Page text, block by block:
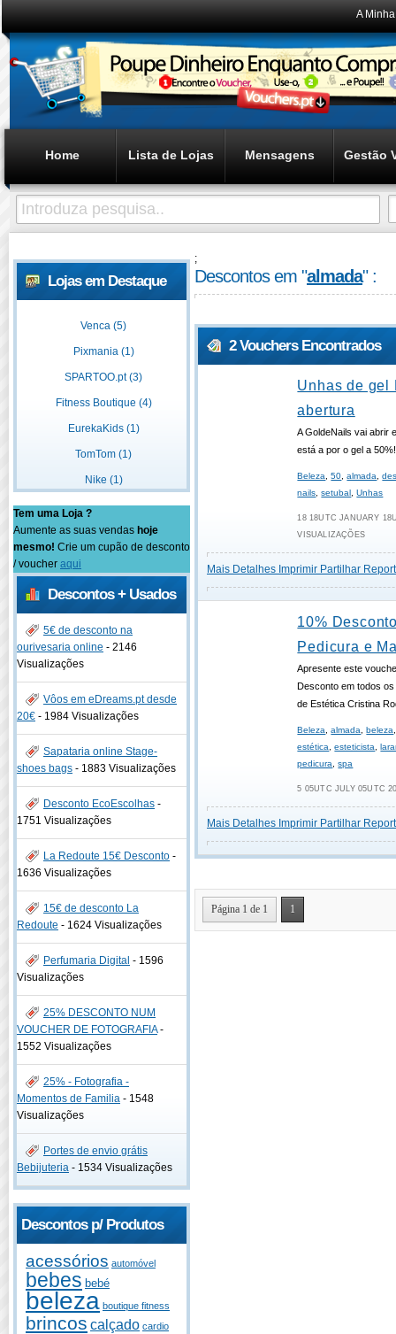
A
Home Lista de Lojas Mensagens Gestão
Lojas em Destaque
Venca (5)
Pixmania (1)
SPARTOO.pt (3)
Fitness Boutique (4)
EurekaKids (1)
TomTom (1)
Nike (1)
Tem uma Loja ?
Aumente as suas vendas hoje
mesmo! Crie um cupão de desconto
/ voucher aqui
Descontos + Usados
5€ de desconto na
ourivesaria online - 2146
Visualizações
Vôos em eDreams.pt desde
20€ - 1984 Visualizações
Sapataria online Stage-
shoes bags - 1883 Visualizações
Desconto EcoEscolhas -
1751 Visualizações
La Redoute 15€ Desconto -
1636 Visualizações
15€ de desconto La
Redoute - 1624 Visualizações
Perfumaria Digital - 1596
Visualizações
25% DESCONTO NUM
VOUCHER DE FOTOGRAFIA-
1552 Visualizações
25% - Fotografia -
Momentos de Familia - 1548
Visualizações
Portes de envio grátis
Bebijuteria - 1534 Visualizações
Descontos p/ Produtos
acessórios automóvel
bebes bebé
beleza boutique fitness
brincos calçado cardio
;
Descontos em "almada" :
2 Vouchers Encontrados
Unhas de gel
abertura
A GoldeNails vai abrir
está a por o gel a 50%!
Beleza ,50 ,almada ,
nails ,setubal ,Unhas
18 18UTC JANUARY
VISUALIZAÇÕES
Mais Detalhes Imprimir Partilhar
10%
Pedicura e
Apresente este
Desconto em todos
de Estética Cristina
Beleza ,almada ,beleza
estética
,esteticista ,
pedicura
,spa
5 05UTC JULY 05UTC
Mais Detalhes Imprimir Partilhar
Página 1 de 1 1